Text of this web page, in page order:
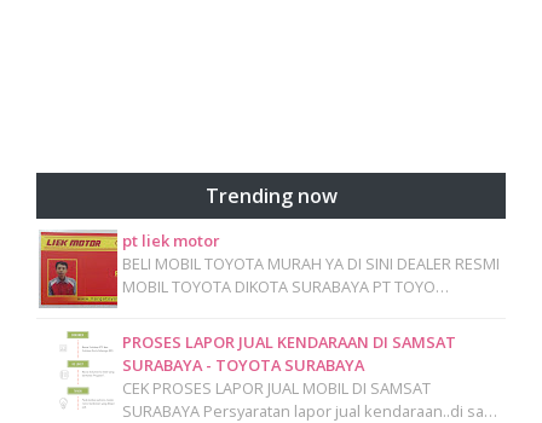
Trending now
pt liek motor
BELI MOBIL TOYOTA MURAH YA DI SINI DEALER RESMI
MOBIL TOYOTA DIKOTA SURABAYA PT TOYO…
PROSES LAPOR JUAL KENDARAAN DI SAMSAT
SURABAYA - TOYOTA SURABAYA
CEK PROSES LAPOR JUAL MOBIL DI SAMSAT
SURABAYA Persyaratan lapor jual kendaraan..di sa…